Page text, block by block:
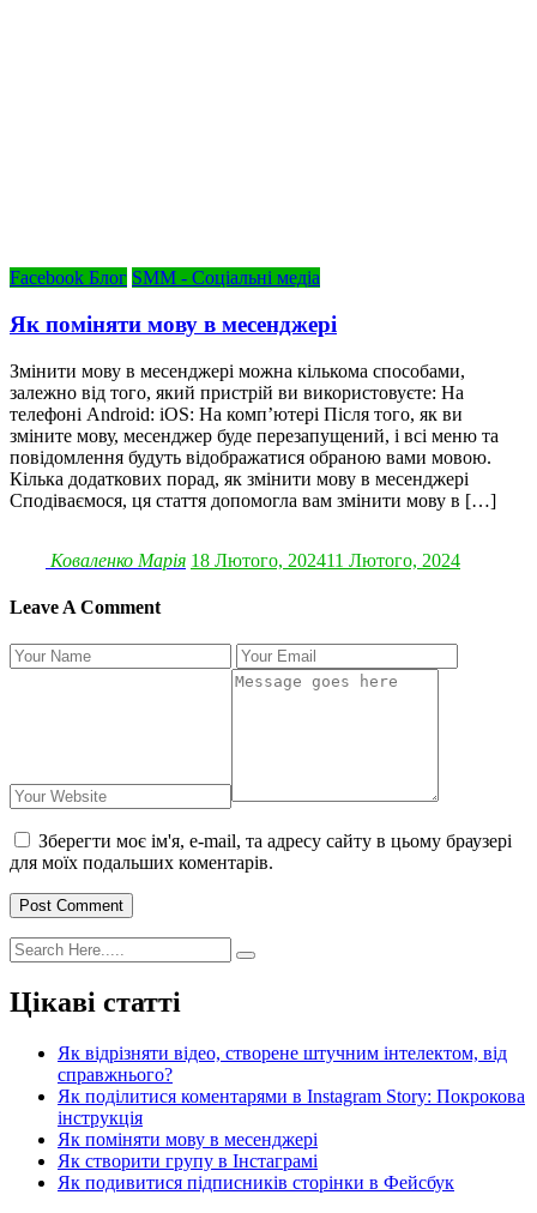
Facebook Блог SMM - Соціальні медіа
Як поміняти мову в месенджері
Змінити мову в месенджері можна кількома способами,
залежно від того, який пристрій ви використовуєте: На
телефоні Android: iOS: На комп’ютері Після того, як ви
зміните мову, месенджер буде перезапущений, і всі меню та
повідомлення будуть відображатися обраною вами мовою.
Кілька додаткових порад, як змінити мову в месенджері
Сподіваємося, ця стаття допомогла вам змінити мову в […]
Коваленко Марія 18 Лютого, 202411 Лютого, 2024
Leave A Comment
Зберегти моє ім'я, e-mail, та адресу сайту в цьому браузері
для моїх подальших коментарів.
Post Comment
Цікаві статті
Як відрізняти відео, створене штучним інтелектом, від
справжнього?
Як поділитися коментарями в Instagram Story: Покрокова
інструкція
Як поміняти мову в месенджері
Як створити групу в Інстаграмі
Як подивитися підписників сторінки в Фейсбук